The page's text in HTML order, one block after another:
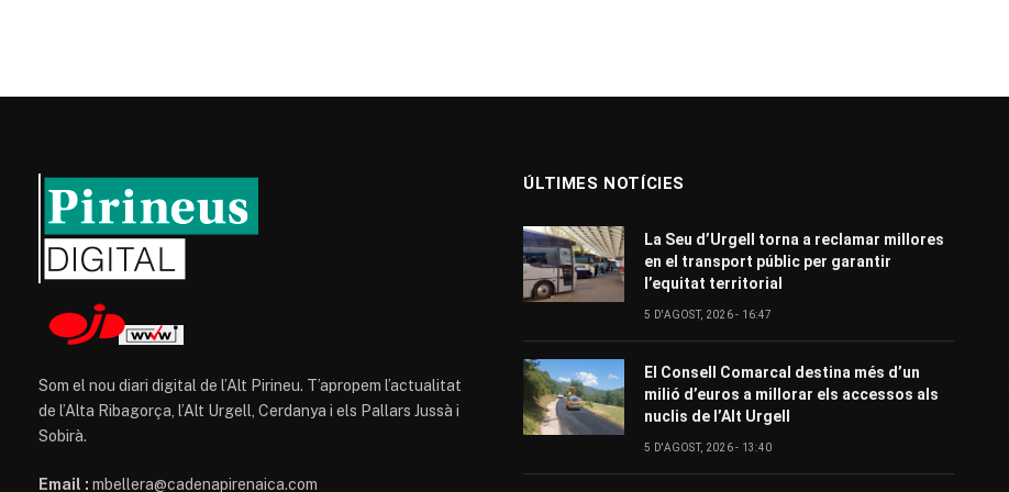
Som el nou diari digital de l’Alt Pirineu. T’apropem l’actualitat
de l’Alta Ribagorça, l’Alt Urgell, Cerdanya i els Pallars Jussà i
Sobirà.
Email : mbellera@cadenapirenaica.com
ÚLTIMES NOTÍCIES
La Seu d’Urgell torna a reclamar millores
en el transport públic per garantir
l’equitat territorial
5 D'AGOST, 2026 - 16:47
El Consell Comarcal destina més d’un
milió d’euros a millorar els accessos als
nuclis de l’Alt Urgell
5 D'AGOST, 2026 - 13:40